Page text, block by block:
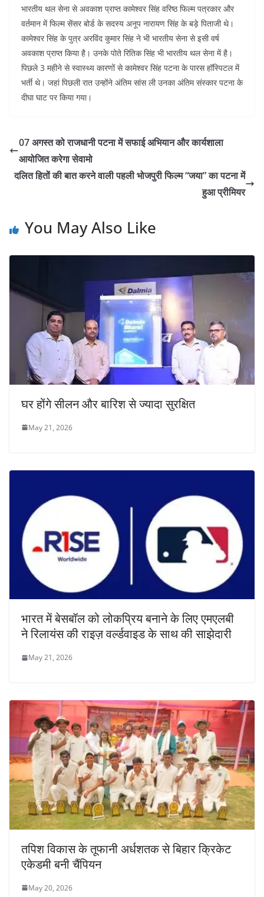
भारतीय थल सेना से अवकाश प्राप्त कामेश्वर सिंह वरिष्ठ फिल्म पत्रकार और
वर्तमान में फिल्म सेंसर बोर्ड के सदस्य अनूप नारायण सिंह के बड़े पिताजी थे।
कामेश्वर सिंह के पुत्र अरविंद कुमार सिंह ने भी भारतीय सेना से इसी वर्ष
अवकाश प्राप्त किया है। उनके पोते रितिक सिंह भी भारतीय थल सेना में है।
पिछले 3 महीने से स्वास्थ्य कारणों से कामेश्वर सिंह पटना के पारस हॉस्पिटल में
भर्ती थे। जहां पिछली रात उन्होंने अंतिम सांस ली उनका अंतिम संस्कार पटना के
दीघा घाट पर किया गया।
07 अगस्त को राजधानी पटना में सफाई अभियान और कार्यशाला
आयोजित करेगा सेवामो
दलित हितों की बात करने वाली पहली भोजपुरी फिल्म “जया” का पटना में
हुआ प्रीमियर
You May Also Like
घर होंगे सीलन और बारिश से ज्यादा सुरक्षित
May 21, 2026
भारत में बेसबॉल को लोकप्रिय बनाने के लिए एमएलबी
ने रिलायंस की राइज़ वर्ल्डवाइड के साथ की साझेदारी
May 21, 2026
तपिश विकास के तूफानी अर्धशतक से बिहार क्रिकेट
एकेडमी बनी चैंपियन
May 20, 2026